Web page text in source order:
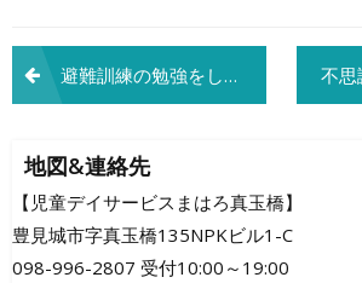
投
稿
ナ
ビ
ゲ
避難訓練の勉強をしよー！ 不
地図&連絡先
【児童デイサービスまはろ真玉橋】
豊見城市字真玉橋135NPKビル1-C
098-996-2807 受付10:00～19:00